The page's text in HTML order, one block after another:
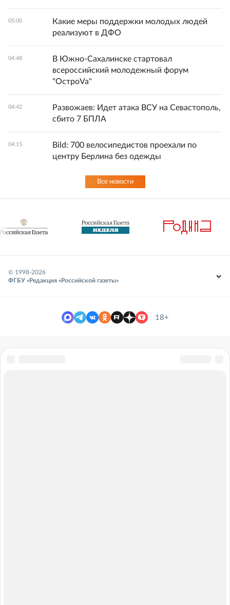
05:00
Какие меры поддержки молодых людей
реализуют в ДФО
04:48
В Южно-Сахалинске стартовал
всероссийский молодежный форум
"ОстроVa"
04:42
Развожаев: Идет атака ВСУ на Севастополь,
сбито 7 БПЛА
04:15
Bild: 700 велосипедистов проехали по
центру Берлина без одежды
Все новости
© 1998-2026
ФГБУ «Редакция «Российской газеты»
18+